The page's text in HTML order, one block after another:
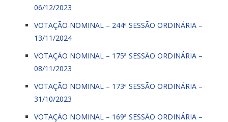
06/12/2023
VOTAÇÃO NOMINAL – 244ª SESSÃO ORDINÁRIA –
13/11/2024
VOTAÇÃO NOMINAL – 175ª SESSÃO ORDINÁRIA –
08/11/2023
VOTAÇÃO NOMINAL – 173ª SESSÃO ORDINÁRIA –
31/10/2023
VOTAÇÃO NOMINAL – 169ª SESSÃO ORDINÁRIA –